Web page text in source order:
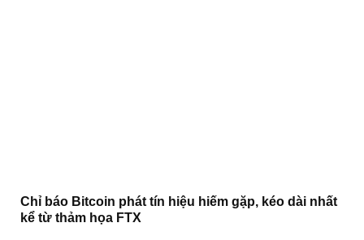
Chỉ báo Bitcoin phát tín hiệu hiếm gặp, kéo dài nhất
kể từ thảm họa FTX